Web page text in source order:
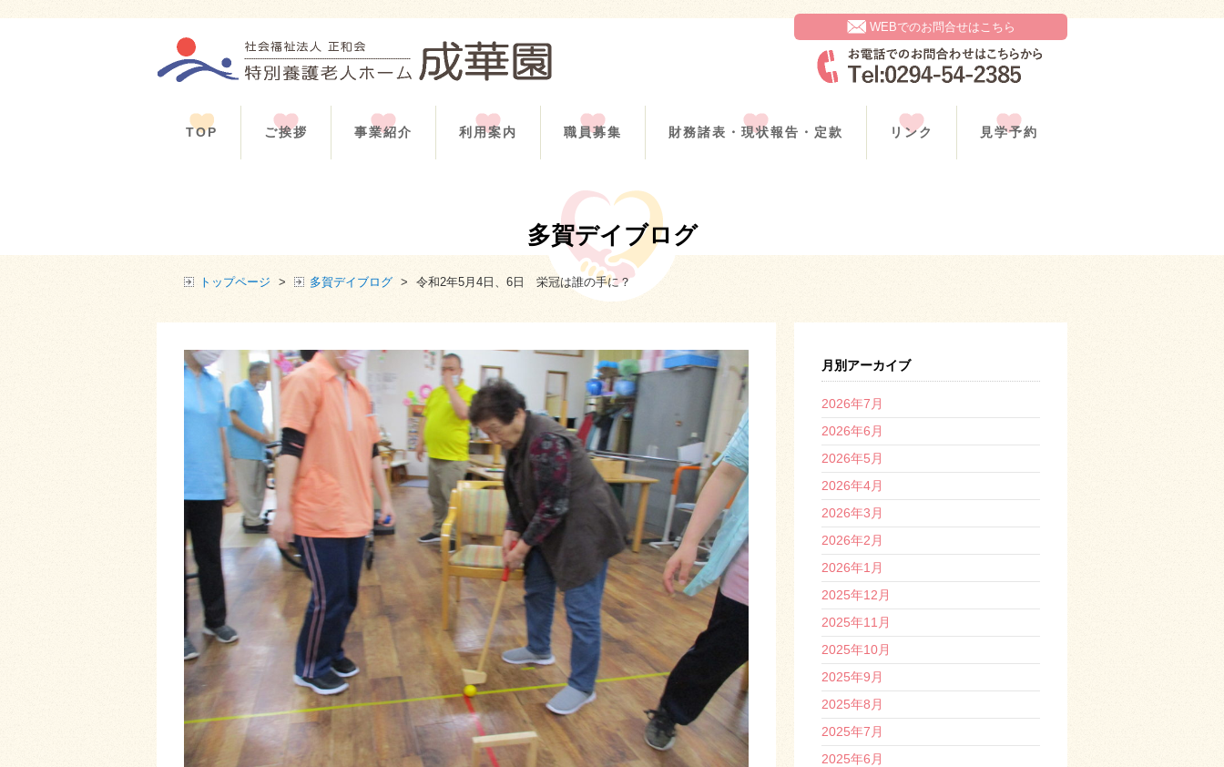
WEBでのお問合せはこちら
TOP ご挨拶 事業紹介 利用案内 職員募集 財務諸表・現状報告・定款 リンク 見学予約
多賀デイブログ
トップページ > 多賀デイブログ > 令和2年5月4日、6日 栄冠は誰の手に？
月別アーカイブ
2026年7月
2026年6月
2026年5月
2026年4月
2026年3月
2026年2月
2026年1月
2025年12月
2025年11月
2025年10月
2025年9月
2025年8月
2025年7月
2025年6月